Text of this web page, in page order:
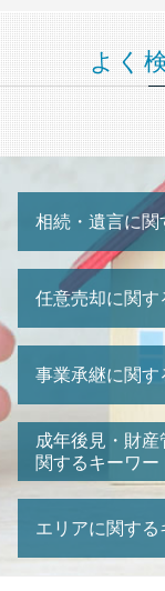
よく
相続・遺言に関
相続 計算
相続 流れ
相続税 払え
限定承認 手続
公正証書遺言
相続人 連絡
配偶者居住権
公正証書遺言
ゆうちょ 銀
任意売却に関す
土地 競売
任意売却 費用
裁判所 競売
任意整理 弁護
住宅ローン 売
事業承継に関す
事業承継 とは
跡継ぎ 問題
中小企業 合併
合併 買収 違
成年後見・財産
関するキーワー
認知症 後見人
成年後見人 な
エリアに関する